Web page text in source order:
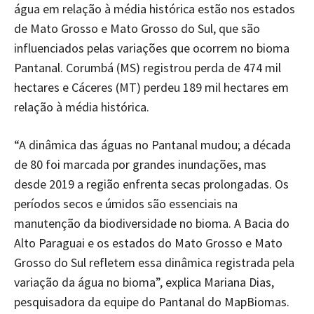
água em relação à média histórica estão nos estados
de Mato Grosso e Mato Grosso do Sul, que são
influenciados pelas variações que ocorrem no bioma
Pantanal. Corumbá (MS) registrou perda de 474 mil
hectares e Cáceres (MT) perdeu 189 mil hectares em
relação à média histórica.
“A dinâmica das águas no Pantanal mudou; a década
de 80 foi marcada por grandes inundações, mas
desde 2019 a região enfrenta secas prolongadas. Os
períodos secos e úmidos são essenciais na
manutenção da biodiversidade no bioma. A Bacia do
Alto Paraguai e os estados do Mato Grosso e Mato
Grosso do Sul refletem essa dinâmica registrada pela
variação da água no bioma”, explica Mariana Dias,
pesquisadora da equipe do Pantanal do MapBiomas.